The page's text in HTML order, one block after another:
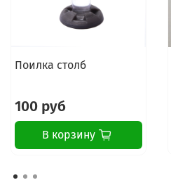
Поилка столб
100 руб
В корзину